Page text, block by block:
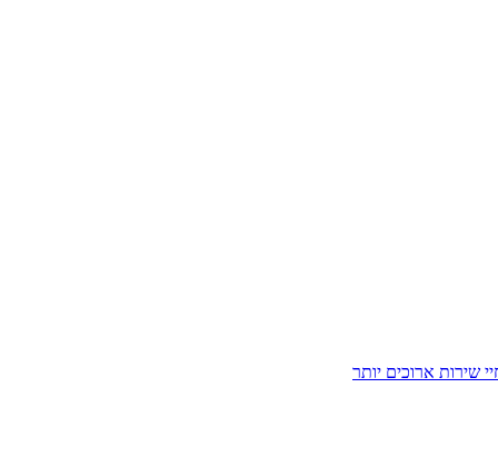
שירות ארוכים יותר